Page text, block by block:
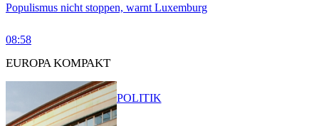
Populismus nicht stoppen, warnt Luxemburg
08:58
EUROPA KOMPAKT
POLITIK